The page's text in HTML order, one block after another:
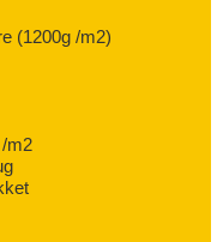
(1200g /m2)
m2